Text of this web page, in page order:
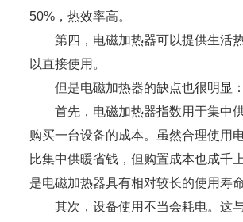
50%，热效率高。
第四，电磁加热器可以提供生活
以直接使用。
但是电磁加热器的缺点也很明显：
首先，电磁加热器指数用于集中
购买一台设备的成本。虽然合理使用
比集中供暖省钱，但购置成本也成千
是电磁加热器具有相对较长的使用寿命
其次，设备使用不当会耗电。这